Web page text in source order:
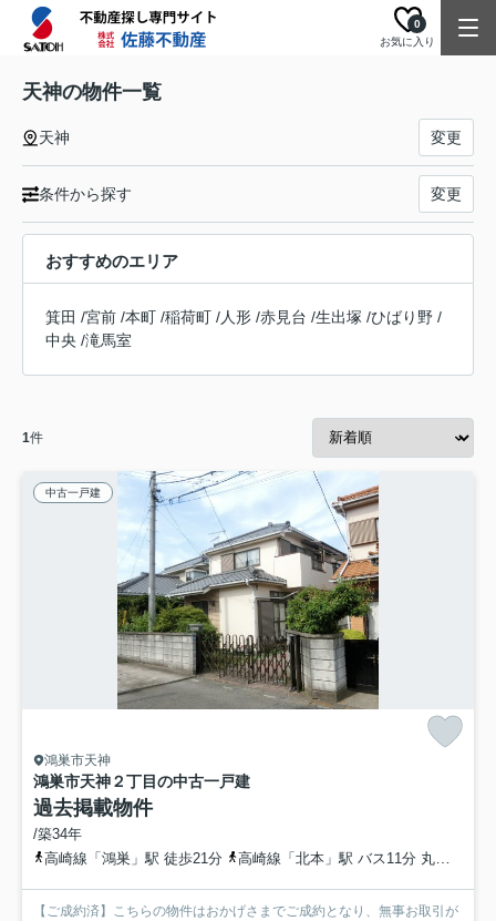
お気に入り
0
天神の物件一覧
天神 変更
条件から探す 変更
おすすめのエリア
箕田 /宮前 /本町 /稲荷町 /人形 /赤見台 /生出塚 /ひばり野 /
中央 /滝馬室
1件
中古一戸建
鴻巣市天神
鴻巣市天神２丁目の中古一戸建
過去掲載物件
/築34年
高崎線「鴻巣」駅 徒歩21分
高崎線「北本」駅 バス11分 丸建自動車「スカイハイツ前」 停歩11分
【ご成約済】こちらの物件はおかげさまでご成約となり、無事お取引が